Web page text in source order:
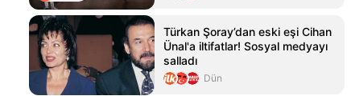
Türkan Şoray’dan eski eşi Cihan
Ünal'a iltifatlar! Sosyal medyayı
salladı
Dün